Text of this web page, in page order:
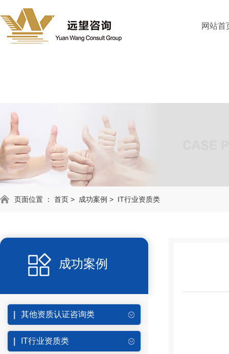
网站首
页面位置 ： 首页 > 成功案例 > IT行业资质类
成功案例
其他资质认证咨询类
IT行业资质类